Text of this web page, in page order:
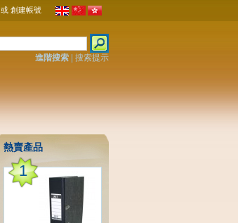
或 創建帳號
進階搜索| 搜索提示
熱賣產品
1